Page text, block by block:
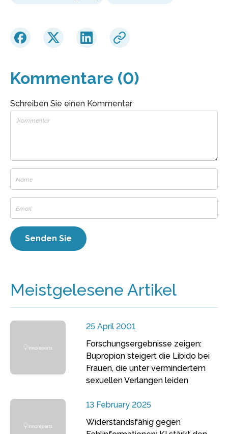
Kommentare (0)
Schreiben Sie einen Kommentar
Meistgelesene Artikel
25 April 2001
Forschungsergebnisse zeigen:
Bupropion steigert die Libido bei
Frauen, die unter vermindertem
sexuellen Verlangen leiden
13 February 2025
Widerstandsfähig gegen